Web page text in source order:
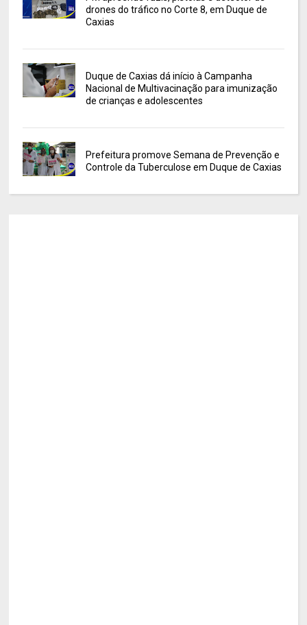
drones do tráfico no Corte 8, em Duque de
Caxias
Duque de Caxias dá início à Campanha
Nacional de Multivacinação para imunização
de crianças e adolescentes
Prefeitura promove Semana de Prevenção e
Controle da Tuberculose em Duque de Caxias